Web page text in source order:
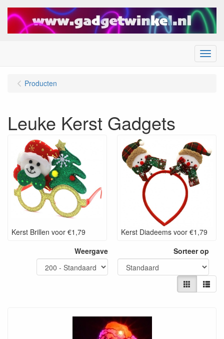
Menu
Producten
Leuke Kerst Gadgets
Kerst Brillen voor €1,79
Kerst Diadeems voor €1,79
Weergave
Sorteer op